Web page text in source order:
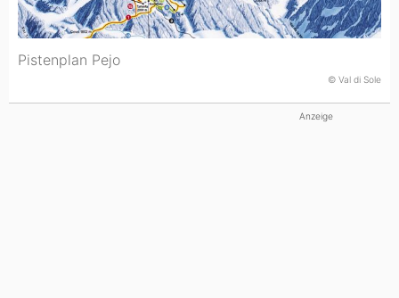
Pistenplan Pejo
© Val di Sole
Anzeige